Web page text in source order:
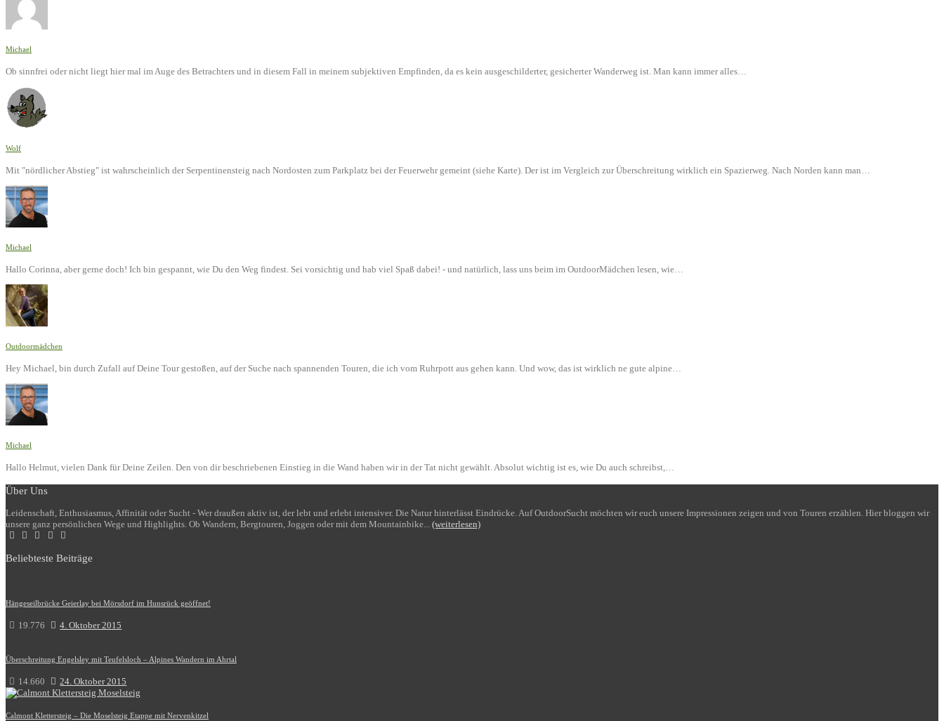
Michael
Ob sinnfrei oder nicht liegt hier mal im Auge des Betrachters und in diesem Fall in meinem subjektiven Empfinden, da es kein ausgeschilderter, gesicherter Wanderweg ist. Man kann immer alles…
Wolf
Mit "nördlicher Abstieg" ist wahrscheinlich der Serpentinensteig nach Nordosten zum Parkplatz bei der Feuerwehr gemeint (siehe Karte). Der ist im Vergleich zur Überschreitung wirklich ein Spazierweg. Nach Norden kann man…
Michael
Hallo Corinna, aber gerne doch! Ich bin gespannt, wie Du den Weg findest. Sei vorsichtig und hab viel Spaß dabei! - und natürlich, lass uns beim im OutdoorMädchen lesen, wie…
Outdoormädchen
Hey Michael, bin durch Zufall auf Deine Tour gestoßen, auf der Suche nach spannenden Touren, die ich vom Ruhrpott aus gehen kann. Und wow, das ist wirklich ne gute alpine…
Michael
Hallo Helmut, vielen Dank für Deine Zeilen. Den von dir beschriebenen Einstieg in die Wand haben wir in der Tat nicht gewählt. Absolut wichtig ist es, wie Du auch schreibst,…
Über Uns
Leidenschaft, Enthusiasmus, Affinität oder Sucht - Wer draußen aktiv ist, der lebt und erlebt intensiver. Die Natur hinterlässt Eindrücke. Auf OutdoorSucht möchten wir euch unsere Impressionen zeigen und von Touren erzählen. Hier bloggen wir
unsere ganz persönlichen Wege und Highlights. Ob Wandern, Bergtouren, Joggen oder mit dem Mountainbike... (weiterlesen)
Beliebteste Beiträge
Hängeseilbrücke Geierlay bei Mörsdorf im Hunsrück geöffnet!
19.776 4. Oktober 2015
Überschreitung Engelsley mit Teufelsloch – Alpines Wandern im Ahrtal
14.660 24. Oktober 2015
Calmont Klettersteig – Die Moselsteig Etappe mit Nervenkitzel